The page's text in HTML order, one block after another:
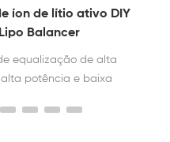
de bateria de íon
de armazenamento
ACEY pode manter a
célula dentro de
voltagem e tipo de